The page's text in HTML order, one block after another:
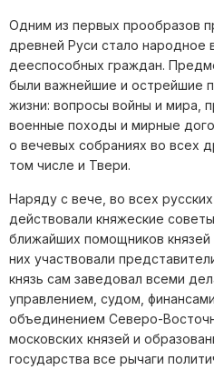
Одним из первых прообразов
древней Руси стало народное
дееспособных граждан.
были важнейшие и острейшие
жизни: вопросы войны и мира,
военные походы и мирные
о вечевых собраниях во всех
том числе и Твери.
Наряду с вече, во всех
действовали княжеские
ближайших помощников
них участвовали
князь сам заведовал всеми
управлением, судом,
объединением Северо-
московских князей и
государства все рычаги